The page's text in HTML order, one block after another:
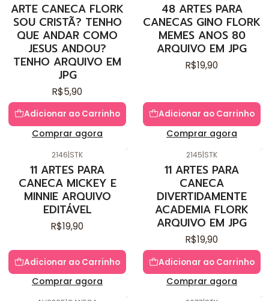
ARTE CANECA FLORK
SOU CRISTÃ? TENHO
QUE ANDAR COMO
JESUS ANDOU?
TENHO ARQUIVO EM
JPG
R$5,90
Adicionar ao Carrinho
Comprar agora
48 ARTES PARA
CANECAS GINO FLORK
MEMES ANOS 80
ARQUIVO EM JPG
R$19,90
Adicionar ao Carrinho
Comprar agora
2146|STK
11 ARTES PARA
CANECA MICKEY E
MINNIE ARQUIVO
EDITÁVEL
R$19,90
Adicionar ao Carrinho
Comprar agora
2145|STK
11 ARTES PARA
CANECA
DIVERTIDAMENTE
ACADEMIA FLORK
ARQUIVO EM JPG
R$19,90
Adicionar ao Carrinho
Comprar agora